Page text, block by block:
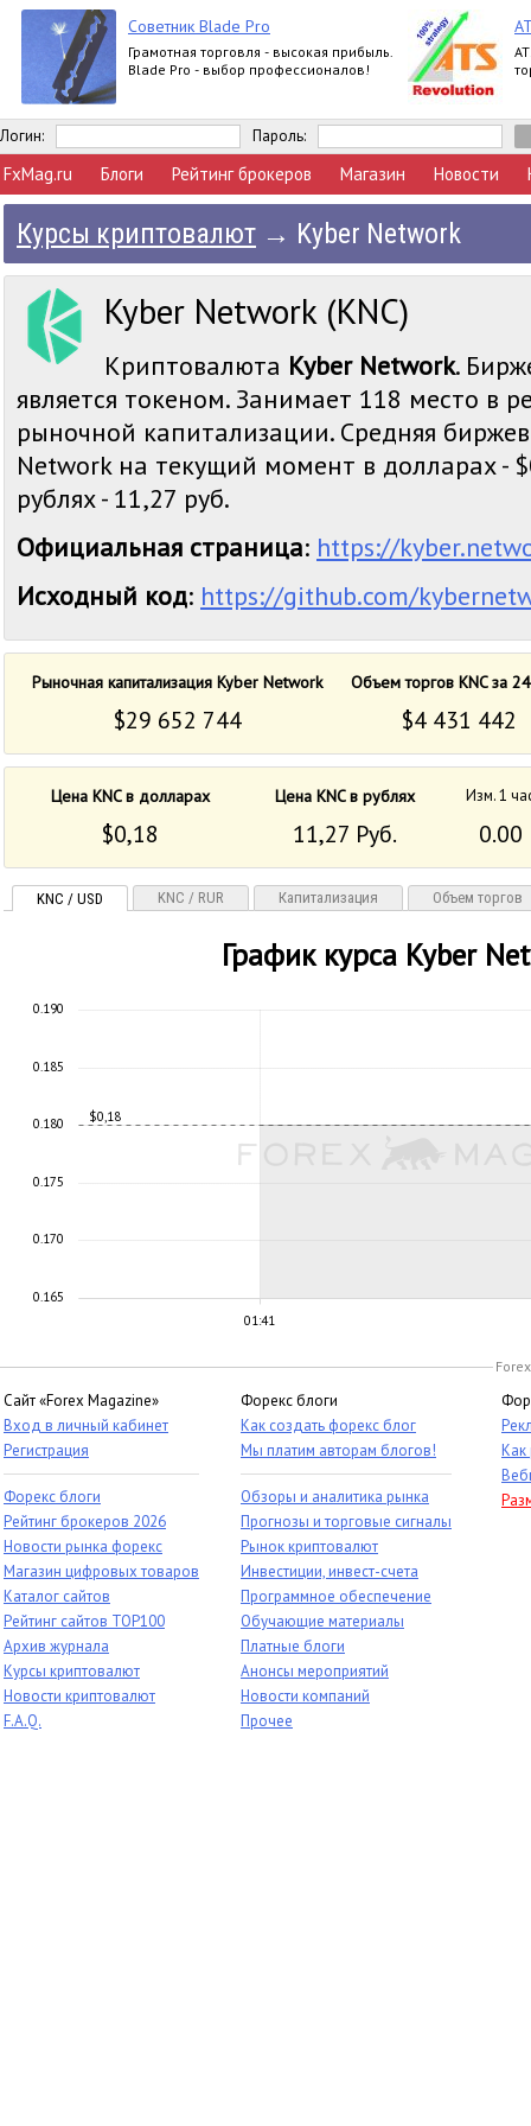
Советник Blade Pro
Грамотная торговля - высокая прибыль.
Blade Pro - выбор профессионалов!
Логин: Пароль:
FxMag.ru Блоги Рейтинг брокеров Магазин Новости
Курсы криптовалют → Kyber Network
Kyber Network (KNC)
Криптовалюта Kyber Network.
является токеном. Занимает 118 место в
рыночной капитализации. Средняя
Network на текущий момент в долларах -
рублях - 11,27 руб.
Официальная страница: https://
Исходный код: https://github.com/
Рыночная капитализация Kyber Network Объем торгов KNC за
$29 652 744 $4 431 442
Цена KNC в долларах Цена KNC в рублях Изм. 1
$0,18 11,27 Руб. 0.00
KNC / USD KNC / RUR Капитализация Объем торгов
График курса Kyber
01:41
$0,18
0.165
0.170
0.175
0.180
0.185
0.190
Сайт «Forex Magazine»
Вход в личный кабинет
Регистрация
Форекс блоги
Рейтинг брокеров 2026
Новости рынка форекс
Магазин цифровых товаров
Каталог сайтов
Рейтинг сайтов TOP100
Архив журнала
Курсы криптовалют
Новости криптовалют
F.A.Q.
Форекс блоги
Как создать форекс блог
Мы платим авторам блогов!
Обзоры и аналитика рынка
Прогнозы и торговые сигналы
Рынок криптовалют
Инвестиции, инвест-счета
Программное обеспечение
Обучающие материалы
Платные блоги
Анонсы мероприятий
Новости компаний
Прочее
Как